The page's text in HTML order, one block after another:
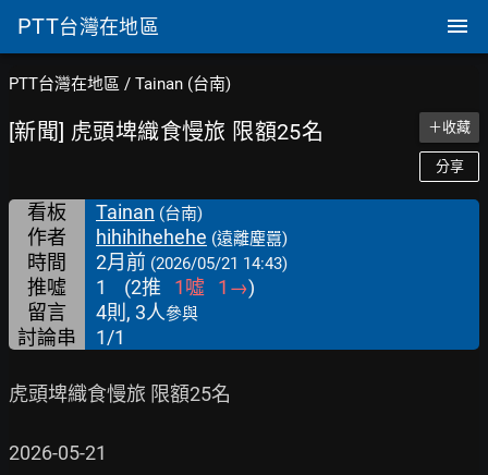
PTT台灣在地區
PTT台灣在地區 / Tainan (台南)
[新聞] 虎頭埤織食慢旅 限額25名 ＋收藏
分享
看板 Tainan (台南)
作者 hihihihehehe (遠離塵囂)
時間 2月前 (2026/05/21 14:43)
推噓 1 (2推 1噓 1 →)
留言
4則, 3人參與
討論串 1/1
虎頭埤織食慢旅 限額25名
2026-05-21